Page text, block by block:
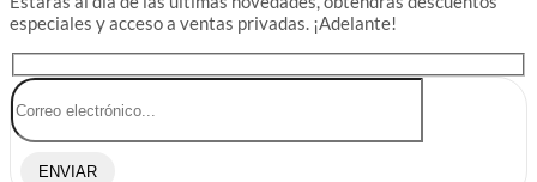
especiales y acceso a ventas privadas. ¡Adelante!
ENVIAR